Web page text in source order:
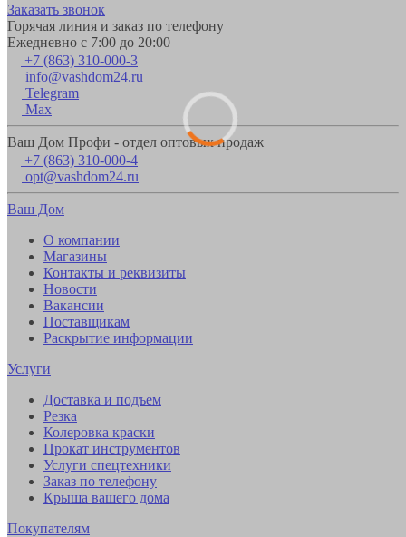
Заказать звонок
Горячая линия и заказ по телефону
Ежедневно с 7:00 до 20:00
+7 (863) 310-000-3
info@vashdom24.ru
Telegram
Max
Ваш Дом Профи - отдел оптовых продаж
+7 (863) 310-000-4
opt@vashdom24.ru
Ваш Дом
О компании
Магазины
Контакты и реквизиты
Новости
Вакансии
Поставщикам
Раскрытие информации
Услуги
Доставка и подъем
Резка
Колеровка краски
Прокат инструментов
Услуги спецтехники
Заказ по телефону
Крыша вашего дома
Покупателям